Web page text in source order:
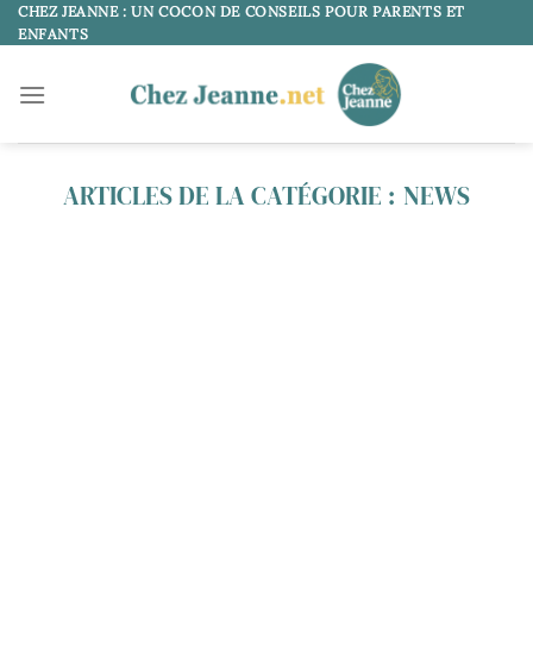
Passer
au
CHEZ JEANNE : UN COCON DE CONSEILS POUR PARENTS ET
ENFANTS
NEWS